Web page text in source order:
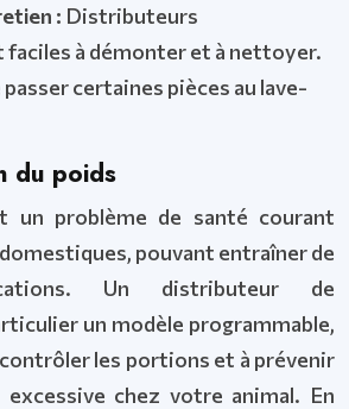
: Distributeurs
faciles à démonter et à nettoyer.
certaines pièces au lave-
du poids
un problème de santé courant
pouvant entraîner de
Un distributeur de
un modèle programmable,
les portions et à prévenir
chez votre animal. En